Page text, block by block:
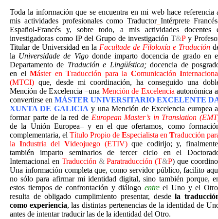
Toda la información que se encuentra en mi web hace referencia
mis actividades profesionales como Traductor_Intérprete
Español-Francés y, sobre todo, a mis actividades docentes
investigadoras como IP del Grupo de investigación T&Py
Titular de Universidad en la Facultade de Filoloxía e Tradución
la Universidade de Vigo donde imparto docencia de grado en
Departamento de Tradución e Lingüística;docencia de
en el Máster en Traducción para la Comunicación I
(MTCI) que, desde mi coordinación, ha conseguido una
Mención de Excelencia –una Mención de Excelencia autonómica
convertirse en MÁSTER UNIVERSITARIO EXCELENTE
XUNTA DE GALICIA y una Mención de Excelencia europea
formar parte de la red de European Master’s in Translation
de la Unión Europea– y en el que ofertamos, como
complementaria, el Título Propio de Especialista en Traducción
la Industria del Videojuego (ETIV)que codirijo; y,
también imparto seminarios de tercer ciclo en el
Internacional en Traducción & Paratraducción(T&P) que
Una información completa que, como servidor público, facilito
no sólo para afirmar mi identidad digital, sino también porque,
estos tiempos de confrontación y diálogo entreel Uno y el
resulta de obligado cumplimiento presentar, desdela
como experiencia, las distintas pertenencias de la identidad de
antes de intentar traducir las de la identidad del Otro.